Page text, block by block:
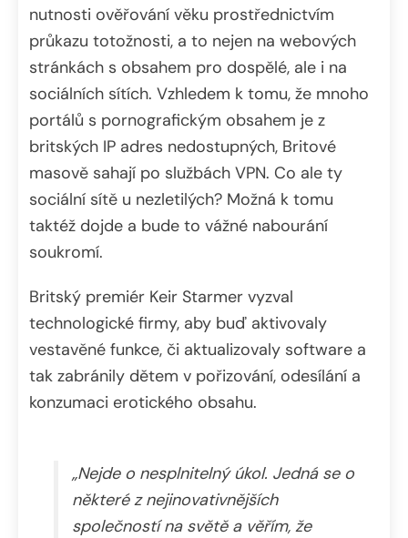
nutnosti ověřování věku prostřednictvím
průkazu totožnosti, a to nejen na webových
stránkách s obsahem pro dospělé, ale i na
sociálních sítích. Vzhledem k tomu, že mnoho
portálů s pornografickým obsahem je z
britských IP adres nedostupných, Britové
masově sahají po službách VPN. Co ale ty
sociální sítě u nezletilých? Možná k tomu
taktéž dojde a bude to vážné nabourání
soukromí.
Britský premiér Keir Starmer vyzval
technologické firmy, aby buď aktivovaly
vestavěné funkce, či aktualizovaly software a
tak zabránily dětem v pořizování, odesílání a
konzumaci erotického obsahu.
„Nejde o nesplnitelný úkol. Jedná se o
některé z nejinovativnějších
společností na světě a věřím, že